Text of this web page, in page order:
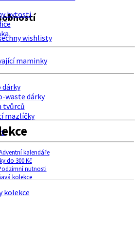
wishlisty
bytosti
maminky
dárky
waste dárky
tvůrců
mazlíčky
kalendáře
do 300 Kč
nutnosti
kolekce
kolekce